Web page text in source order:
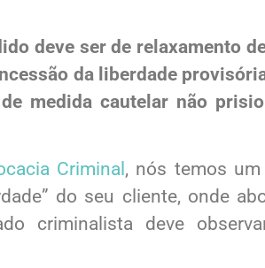
deve ser de relaxamento
da liberdade
medida cautelar não
Criminal , nós temos
do seu cliente, onde
criminalista deve